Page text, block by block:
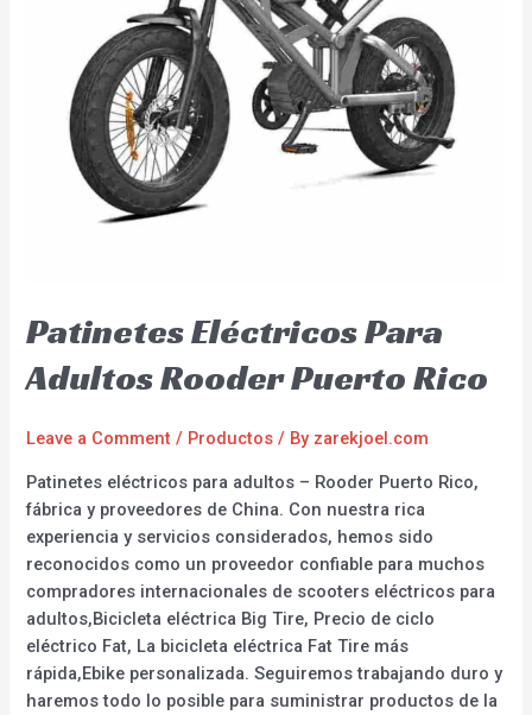
Patinetes Eléctricos Para
Adultos Rooder Puerto Rico
Leave a Comment / Productos / By zarekjoel.com
Patinetes eléctricos para adultos – Rooder Puerto Rico,
fábrica y proveedores de China. Con nuestra rica
experiencia y servicios considerados, hemos sido
reconocidos como un proveedor confiable para muchos
compradores internacionales de scooters eléctricos para
adultos,Bicicleta eléctrica Big Tire, Precio de ciclo
eléctrico Fat, La bicicleta eléctrica Fat Tire más
rápida,Ebike personalizada. Seguiremos trabajando duro y
haremos todo lo posible para suministrar productos de la